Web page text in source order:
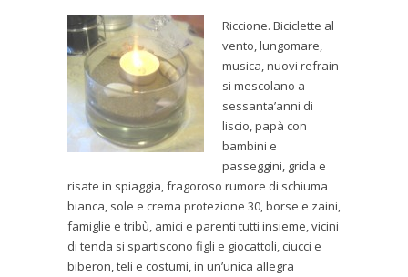
Riccione. Biciclette al
vento, lungomare,
musica, nuovi refrain
si mescolano a
sessanta’anni di
liscio, papà con
bambini e
passeggini, grida e
risate in spiaggia, fragoroso rumore di schiuma
bianca, sole e crema protezione 30, borse e zaini,
famiglie e tribù, amici e parenti tutti insieme, vicini
di tenda si spartiscono figli e giocattoli, ciucci e
biberon, teli e costumi, in un’unica allegra